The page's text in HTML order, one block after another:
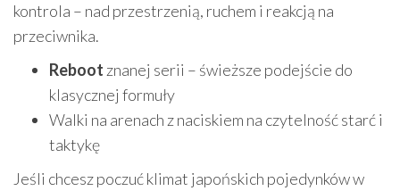
kontrola – nad przestrzenią, ruchem i reakcją na
przeciwnika.
Rebootznanej serii – świeższe podejście do
klasycznej formuły
Walki na arenach z naciskiem na czytelność starć i
taktykę
Jeśli chcesz poczuć klimat japońskich pojedynków w